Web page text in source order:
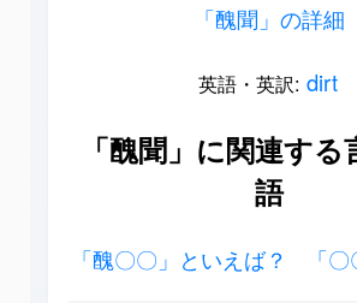
「醜聞」の詳細
英語・英訳: dirt
「醜聞」に関連す
語
「醜〇〇」といえば？ 「